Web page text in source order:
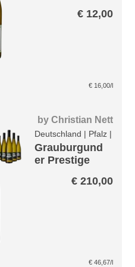
€ 12,00
€ 16,00/l
byChristian Nett
Deutschland | Pfalz |
Grauburgund
er Prestige
€ 210,00
€ 46,67/l